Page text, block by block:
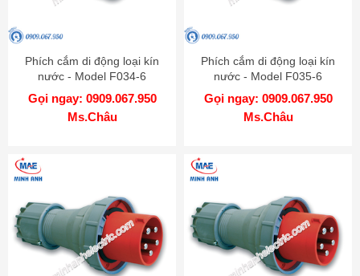
Phích cắm di động loại kín
nước - Model F034-6
Gọi ngay: 0909.067.950
Ms.Châu
Phích cắm di động loại kín
nước - Model F035-6
Gọi ngay: 0909.067.950
Ms.Châu